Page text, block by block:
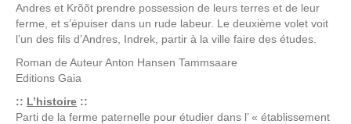
Andres et Krõõt prendre possession de leurs terres et de leur
ferme, et s’épuiser dans un rude labeur. Le deuxième volet voit
l’un des fils d’Andres, Indrek, partir à la ville faire des études.
Roman de Auteur Anton Hansen Tammsaare
Editions Gaia
:: L’histoire ::
Parti de la ferme paternelle pour étudier dans l’ « établissement